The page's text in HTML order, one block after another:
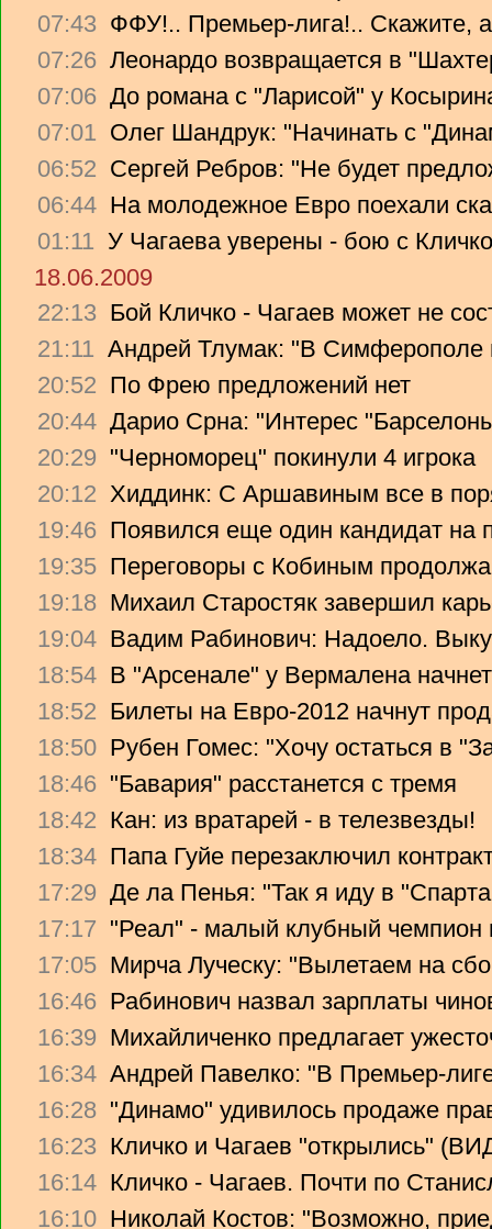
07:43 ФФУ!.. Премьер-лига!.. Скажите,
07:26 Леонардо возвращается в
07:06 До романа с "Ларисой" у
07:01 Олег Шандрук: "Начинать с
06:52 Сергей Ребров: "Не будет
06:44 На молодежное Евро поехали
01:11 У Чагаева уверены - бою с
18.06.2009
22:13 Бой Кличко - Чагаев может не
21:11 Андрей Тлумак: "В Симферополе
20:52 По Фрею предложений нет
20:44 Дарио Срна: "Интерес
20:29 "Черноморец" покинули 4 игрока
20:12 Хиддинк: С Аршавиным все в
19:46 Появился еще один кандидат на
19:35 Переговоры с Кобиным
19:18 Михаил Старостяк завершил
19:04 Вадим Рабинович: Надоело.
18:54 В "Арсенале" у Вермалена
18:52 Билеты на Евро-2012 начнут
18:50 Рубен Гомес: "Хочу остаться в
18:46 "Бавария" расстанется с тремя
18:42 Кан: из вратарей - в телезвезды!
18:34 Папа Гуйе перезаключил
17:29 Де ла Пенья: "Так я иду в
17:17 "Реал" - малый клубный чемпион
17:05 Мирча Луческу: "Вылетаем на
16:46 Рабинович назвал зарплаты
16:39 Михайличенко предлагает
16:34 Андрей Павелко: "В Премьер-
16:28 "Динамо" удивилось продаже
16:23 Кличко и Чагаев "открылись"
16:14 Кличко - Чагаев. Почти по
16:10 Николай Костов: "Возможно,